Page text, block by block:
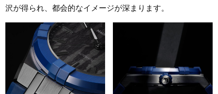
沢が得られ、都会的なイメージが深まります。